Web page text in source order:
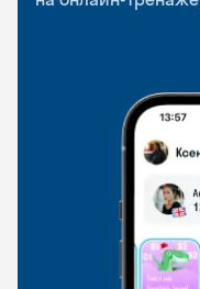
и когда удобно
и индивидуальные